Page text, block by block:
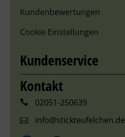
Kundenbewertungen
Cookie Einstellungen
Kundenservice
Kontakt
02051-250639
info@stickteufelchen.de